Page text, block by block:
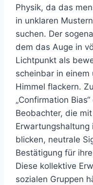
Physik, da das
in unklaren
suchen. Der
dem das Auge in
Lichtpunkt als
scheinbar in
Himmel flackern.
„Confirmation
Beobachter, die
Erwartungshaltung
blicken, neutrale
Bestätigung für
Diese kollektive
sozialen Gruppen